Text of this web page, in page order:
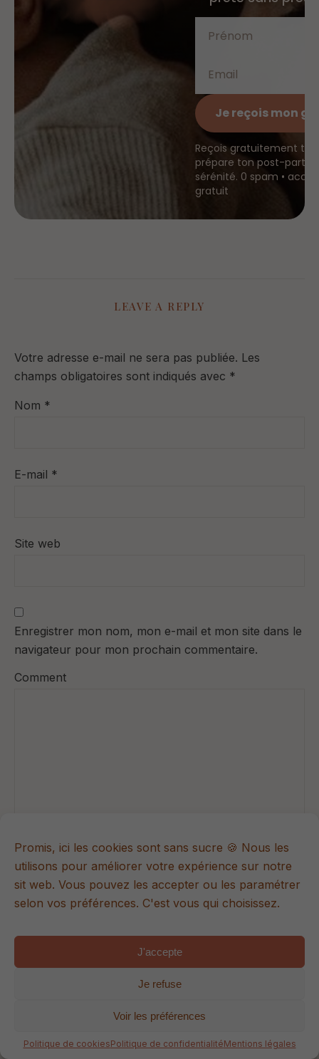
Promis, ici les cookies sont sans sucre 🍪 Nous les
utilisons pour améliorer votre expérience sur notre
sit web. Vous pouvez les accepter ou les paramétrer
selon vos préférences. C'est vous qui choisissez.
J'accepte
Je refuse
Voir les préférences
Politique de cookiesPolitique de confidentialitéMentions légales
Je reçois mon
Reçois gratuitement
prépare ton post-
sérénité. 0 spam •
gratuit
LEAVE A REPLY
Votre adresse e-mail ne sera pas publiée. Les
champs obligatoires sont indiqués avec *
Nom *
E-mail *
Site web
Enregistrer mon nom, mon e-mail et mon site dans le
navigateur pour mon prochain commentaire.
Comment
BabyProfiler™